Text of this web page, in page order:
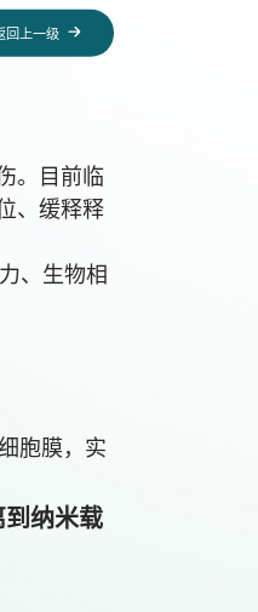
回上一级
。目前临
、缓释释
、生物相
胞膜，实
到纳米载